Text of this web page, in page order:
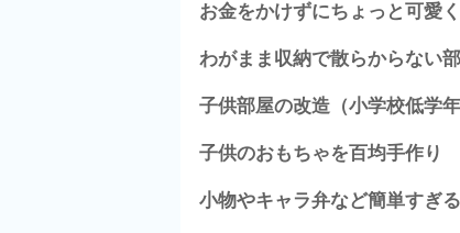
お金をかけずにちょっと可愛く
わがまま収納で散らからない部
子供部屋の改造（小学校低学年
子供のおもちゃを百均手作り
小物やキャラ弁など簡単すぎ